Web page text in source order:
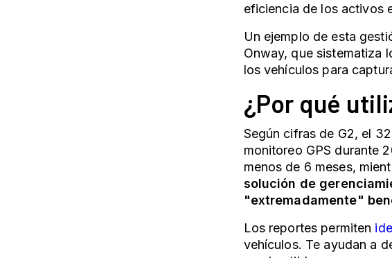
eficiencia de los activos
Un ejemplo de esta
Onway, que sistematiza
los vehículos para
¿Por qué
Según cifras de G2, el
monitoreo GPS durante
menos de 6 meses,
solución de
"extremadamente"
Los reportes permiten
vehículos. Te ayudan a